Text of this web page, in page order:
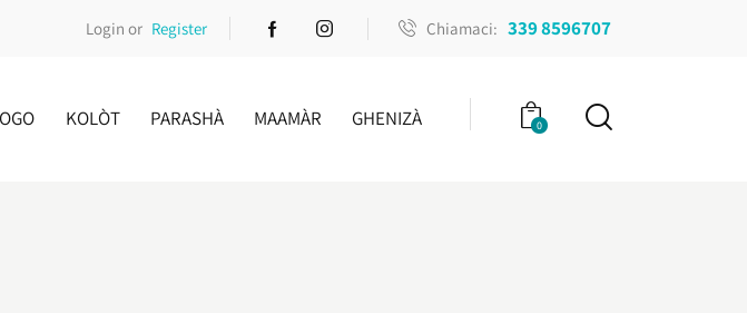
Login or Register Chiamaci: 339 8596707
KOLÒT PARASHÀ MAAMÀR GHENIZÀ 0